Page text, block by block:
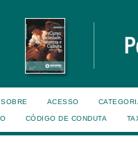
SOBRE ACESSO
CÓDIGO DE CONDUTA